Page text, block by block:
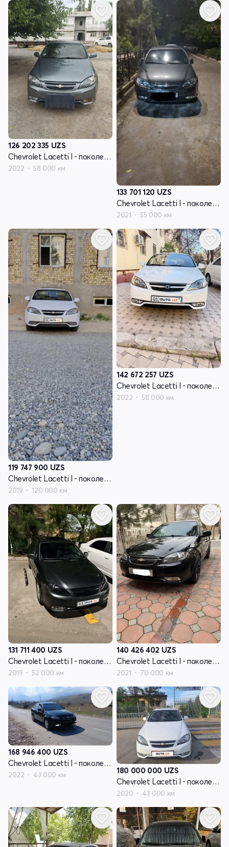
126 202 335 UZS
Chevrolet Lacetti I - поколение рестайлинг
2022 58 000 км
133 701 120 UZS
Chevrolet Lacetti I - поколение рестайлинг
2021 55 000 км
119 747 900 UZS
Chevrolet Lacetti I - поколение рестайлинг
2019 120 000 км
142 672 257 UZS
Chevrolet Lacetti I - поколение рестайлинг
2022 58 000 км
131 711 400 UZS
Chevrolet Lacetti I - поколение рестайлинг
2019 52 000 км
140 426 402 UZS
Chevrolet Lacetti I - поколение рестайлинг
2021 70 000 км
168 946 400 UZS
Chevrolet Lacetti I - поколение рестайлинг
2022 43 000 км 180 000 000 UZS
Chevrolet Lacetti I - поколение рестайлинг
2020 43 000 км